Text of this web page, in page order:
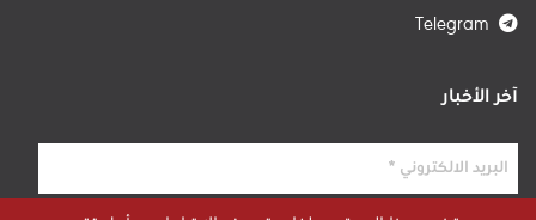
آخر الأخبار